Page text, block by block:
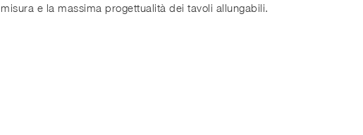
misura e la massima progettualità dei tavoli allungabili.